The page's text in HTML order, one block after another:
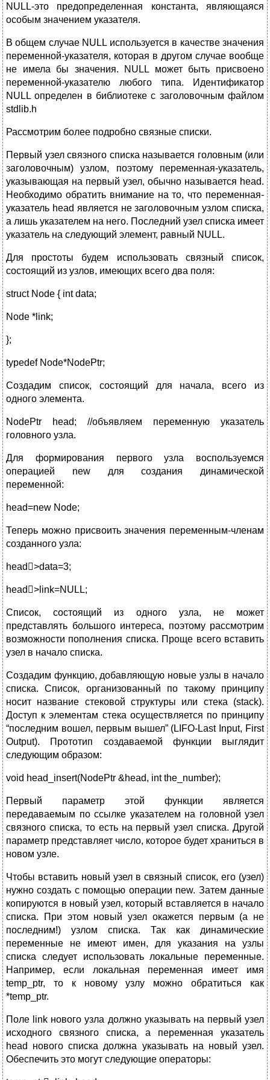
NULL-это предопределенная константа, являющаяся
особым значением указателя.
В общем случае NULL используется в качестве значения
переменной-указателя, которая в другом случае вообще
не имела бы значения. NULL может быть присвоено
переменной-указателю любого типа. Идентификатор
NULL определен в библиотеке с заголовочным файлом
stdlib.h
Рассмотрим более подробно связные списки.
Первый узел связного списка называется головным (или
заголовочным) узлом, поэтому переменная-указатель,
указывающая на первый узел, обычно называется head.
Необходимо обратить внимание на то, что переменная-
указатель head является не заголовочным узлом списка,
а лишь указателем на него. Последний узел списка имеет
указатель на следующий элемент, равный NULL.
Для простоты будем использовать связный список,
состоящий из узлов, имеющих всего два поля:
struct Node { int data;
Node *link;
};
typedef Node*NodePtr;
Создадим список, состоящий для начала, всего из
одного элемента.
NodePtr head; //объявляем переменную указатель
головного узла.
Для формирования первого узла воспользуемся
операцией new для создания динамической
переменной:
head=new Node;
Теперь можно присвоить значения переменным-членам
созданного узла:
head>data=3;
head>link=NULL;
Список, состоящий из одного узла, не может
представлять большого интереса, поэтому рассмотрим
возможности пополнения списка. Проще всего вставить
узел в начало списка.
Создадим функцию, добавляющую новые узлы в начало
списка. Список, организованный по такому принципу
носит название стековой структуры или стека (stack).
Доступ к элементам стека осуществляется по принципу
“последним вошел, первым вышел” (LIFO-Last Input, First
Output). Прототип создаваемой функции выглядит
следующим образом:
void head_insert(NodePtr &head, int the_number);
Первый параметр этой функции является
передаваемым по ссылке указателем на головной узел
связного списка, то есть на первый узел списка. Другой
параметр представляет число, которое будет храниться в
новом узле.
Чтобы вставить новый узел в связный список, его (узел)
нужно создать с помощью операции new. Затем данные
копируются в новый узел, который вставляется в начало
списка. При этом новый узел окажется первым (а не
последним!) узлом списка. Так как динамические
переменные не имеют имен, для указания на узлы
списка следует использовать локальные переменные.
Например, если локальная переменная имеет имя
temp_ptr, то к новому узлу можно обратиться как
*temp_ptr.
Поле link нового узла должно указывать на первый узел
исходного связного списка, а переменная указатель
head нового списка должна указывать на новый узел.
Обеспечить это могут следующие операторы: